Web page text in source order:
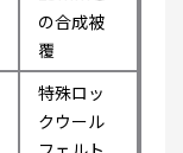
の合成被
覆
特殊ロッ
クウール